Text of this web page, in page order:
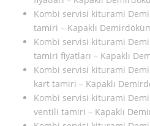
Kombi servisi kiturami
tamiri – Kapaklı
Kombi servisi kiturami
tamiri fiyatları – Kapaklı
Kombi servisi kiturami
kart tamiri – Kapaklı
Kombi servisi kiturami
ventili tamiri – Kapaklı